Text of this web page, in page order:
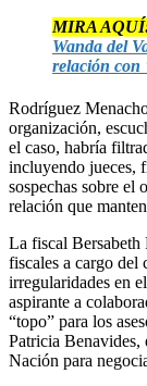
MIRA
Wanda del
relación con
Rodríguez
organización,
el caso, habría
incluyendo jueces,
sospechas sobre el
relación que
La fiscal Bersabeth
fiscales a cargo del
irregularidades en
aspirante a
“topo” para los
Patricia Benavides,
Nación para